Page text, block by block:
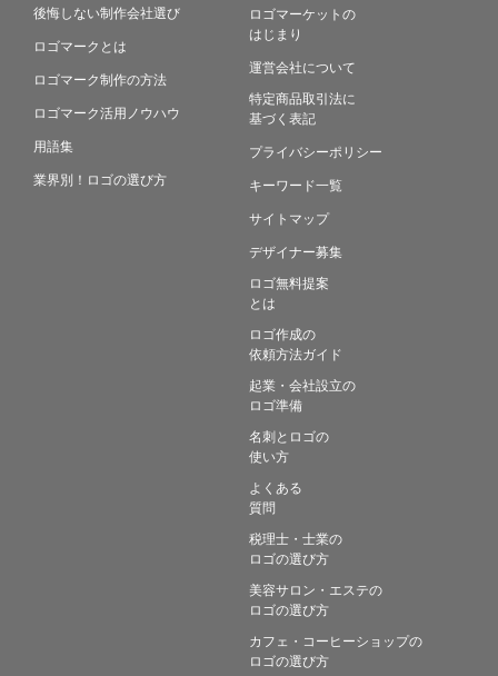
後悔しない制作会社選び
ロゴマークとは
ロゴマーク制作の方法
ロゴマーク活用ノウハウ
用語集
業界別！ロゴの選び方
ロゴマーケットの
はじまり
運営会社について
特定商品取引法に
基づく表記
プライバシーポリシー
キーワード一覧
サイトマップ
デザイナー募集
ロゴ無料提案
とは
ロゴ作成の
依頼方法ガイド
起業・会社設立の
ロゴ準備
名刺とロゴの
使い方
よくある
質問
税理士・士業の
ロゴの選び方
美容サロン・エステの
ロゴの選び方
カフェ・コーヒーショップの
ロゴの選び方